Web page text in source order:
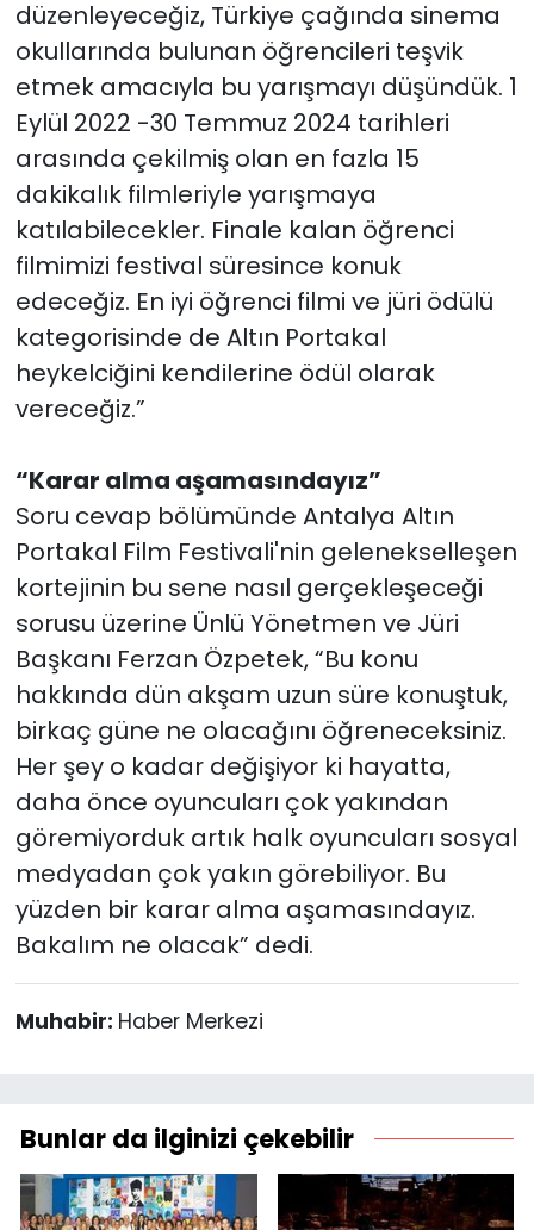
düzenleyeceğiz, Türkiye çağında sinema
okullarında bulunan öğrencileri teşvik
etmek amacıyla bu yarışmayı düşündük. 1
Eylül 2022 -30 Temmuz 2024 tarihleri
arasında çekilmiş olan en fazla 15
dakikalık filmleriyle yarışmaya
katılabilecekler. Finale kalan öğrenci
filmimizi festival süresince konuk
edeceğiz. En iyi öğrenci filmi ve jüri ödülü
kategorisinde de Altın Portakal
heykelciğini kendilerine ödül olarak
vereceğiz.”
“Karar alma aşamasındayız”
Soru cevap bölümünde Antalya Altın
Portakal Film Festivali'nin gelenekselleşen
kortejinin bu sene nasıl gerçekleşeceği
sorusu üzerine Ünlü Yönetmen ve Jüri
Başkanı Ferzan Özpetek, “Bu konu
hakkında dün akşam uzun süre konuştuk,
birkaç güne ne olacağını öğreneceksiniz.
Her şey o kadar değişiyor ki hayatta,
daha önce oyuncuları çok yakından
göremiyorduk artık halk oyuncuları sosyal
medyadan çok yakın görebiliyor. Bu
yüzden bir karar alma aşamasındayız.
Bakalım ne olacak” dedi.
Muhabir: Haber Merkezi
Bunlar da ilginizi çekebilir